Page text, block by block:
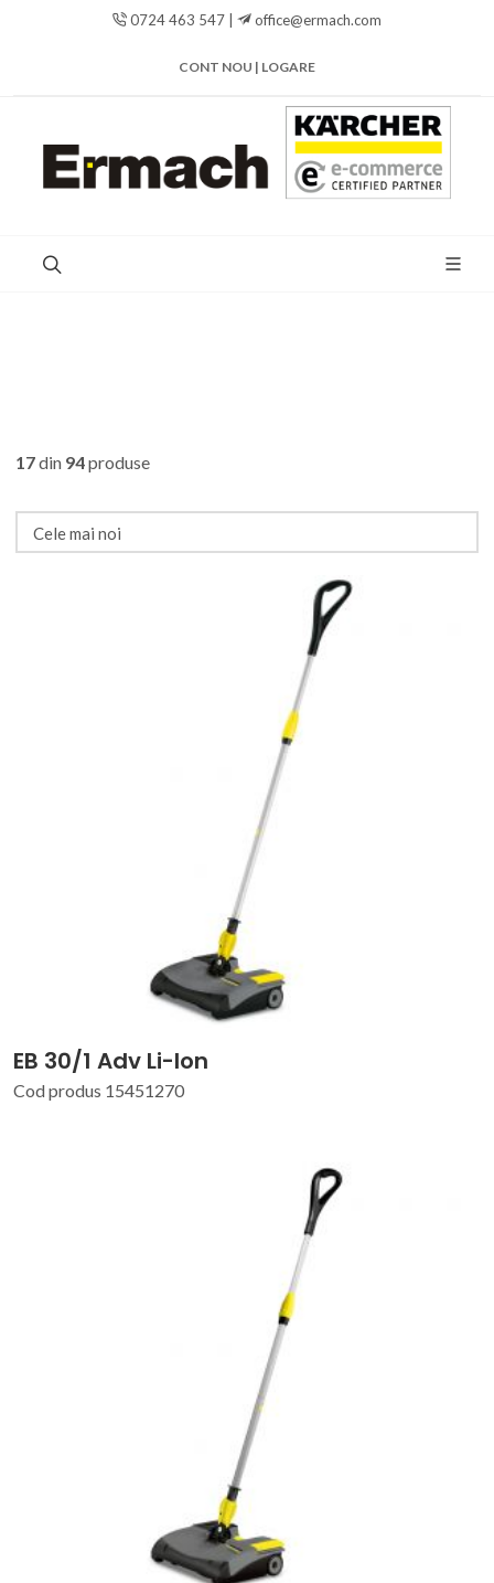
0724 463 547 | office@ermach.com
CONT NOU | LOGARE
17din 94produse
EB 30/1 Adv Li-Ion
Cod produs 15451270